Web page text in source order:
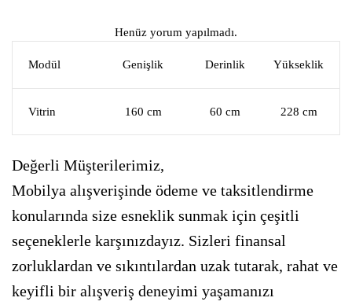
Henüz yorum yapılmadı.
Modül Genişlik Derinlik Yükseklik
Vitrin 160 cm 60 cm 228 cm
Değerli Müşterilerimiz,
Mobilya alışverişinde ödeme ve taksitlendirme
konularında size esneklik sunmak için çeşitli
seçeneklerle karşınızdayız. Sizleri finansal
zorluklardan ve sıkıntılardan uzak tutarak, rahat ve
keyifli bir alışveriş deneyimi yaşamanızı